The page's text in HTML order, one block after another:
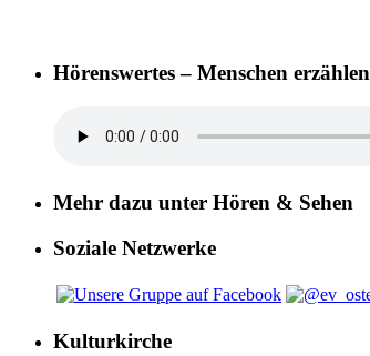
Hörenswertes – Menschen erzählen
Mehr dazu unter Hören & Sehen
Soziale Netzwerke
Kulturkirche